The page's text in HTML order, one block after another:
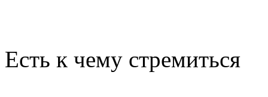
Есть к чему стремиться